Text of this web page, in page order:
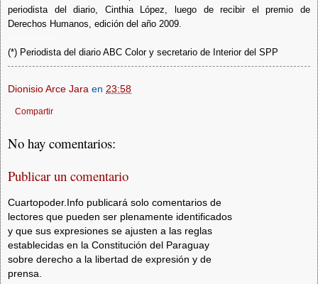
periodista del diario, Cinthia López, luego de recibir el premio de
Derechos Humanos, edición del año 2009.
(*) Periodista del diario ABC Color y secretario de Interior del SPP
Dionisio Arce Jara en 23:58
Compartir
No hay comentarios:
Publicar un comentario
Cuartopoder.Info publicará solo comentarios de
lectores que pueden ser plenamente identificados
y que sus expresiones se ajusten a las reglas
establecidas en la Constitución del Paraguay
sobre derecho a la libertad de expresión y de
prensa.